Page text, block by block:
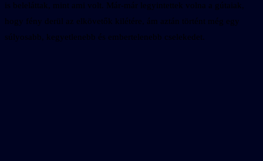
is beleláttak, mint ami volt. Már-már legyintettek volna a gútaiak,
hogy fény derül az elkövetők kilétére, ám aztán történt még egy
súlyosabb, kegyetlenebb és embertelenebb cselekedet.